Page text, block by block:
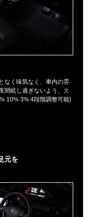
なく味気なく、車内の雰
間眩し過ぎないよう、ス
10% 3% 4段階調整可能)
元を